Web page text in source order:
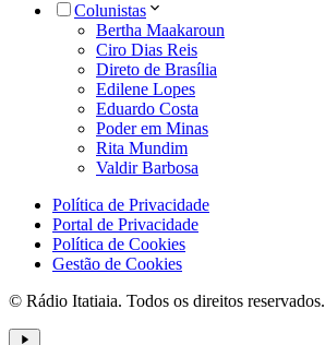
Colunistas
Bertha Maakaroun
Ciro Dias Reis
Direto de Brasília
Edilene Lopes
Eduardo Costa
Poder em Minas
Rita Mundim
Valdir Barbosa
Política de Privacidade
Portal de Privacidade
Política de Cookies
Gestão de Cookies
© Rádio Itatiaia. Todos os direitos reservados.